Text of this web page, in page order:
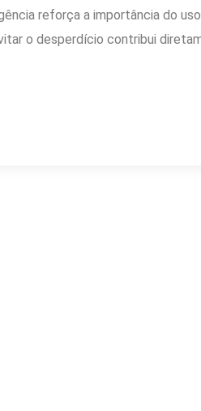
reforça a importância do
o desperdício contribui